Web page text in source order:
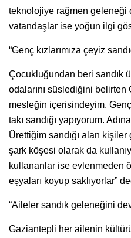
teknolojiye rağmen geleneği
vatandaşlar ise yoğun ilgi
“Genç kızlarımıza çeyiz
Çocukluğundan beri sandık
odalarını süslediğini belirten
mesleğin içerisindeyim. Genç
takı sandığı yapıyorum.
Ürettiğim sandığı alan
şark köşesi olarak da
kullananlar ise evlenmeden
eşyaları koyup saklıyorlar”
“Aileler sandık geleneğini
Gaziantepli her ailenin